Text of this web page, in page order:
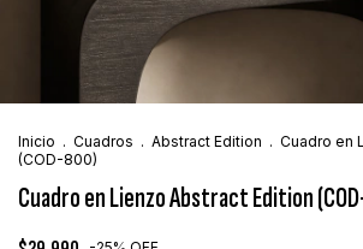
Inicio . Cuadros . Abstract Edition . Cuadro en
(COD-800)
Cuadro en Lienzo Abstract Edition